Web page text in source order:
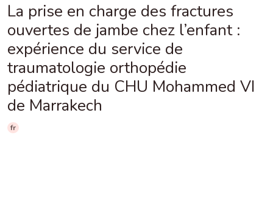
La prise en charge des fractures
ouvertes de jambe chez l’enfant :
expérience du service de
traumatologie orthopédie
pédiatrique du CHU Mohammed VI
de Marrakech
fr